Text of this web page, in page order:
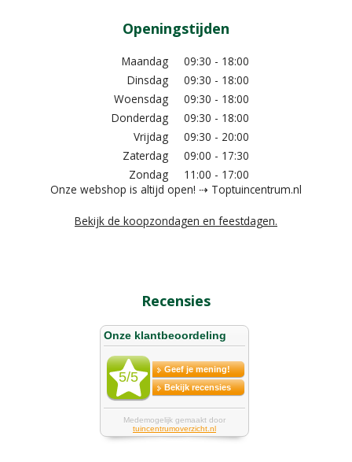
Openingstijden
Maandag
09:30 - 18:00
Dinsdag
09:30 - 18:00
Woensdag
09:30 - 18:00
Donderdag
09:30 - 18:00
Vrijdag
09:30 - 20:00
Zaterdag
09:00 - 17:30
Zondag
11:00 - 17:00
Onze webshop is altijd open! ⇢ Toptuincentrum.nl
Bekijk de koopzondagen en feestdagen.
Recensies